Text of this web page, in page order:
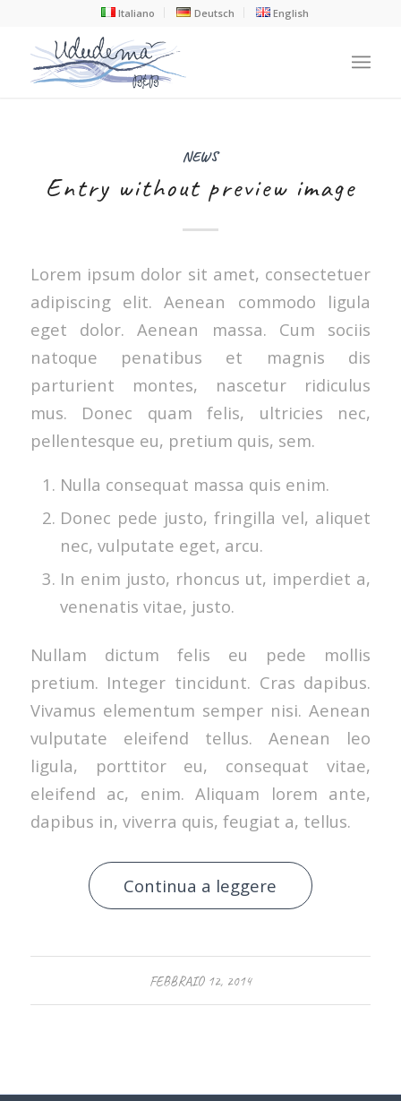
Italiano Deutsch English
NEWS
Entry without preview image
Lorem ipsum dolor sit amet, consectetuer
adipiscing elit. Aenean commodo ligula
eget dolor. Aenean massa. Cum sociis
natoque penatibus et magnis dis
parturient montes, nascetur ridiculus
mus. Donec quam felis, ultricies nec,
pellentesque eu, pretium quis, sem.
Nulla consequat massa quis enim.
Donec pede justo, fringilla vel, aliquet
nec, vulputate eget, arcu.
In enim justo, rhoncus ut, imperdiet a,
venenatis vitae, justo.
Nullam dictum felis eu pede mollis
pretium. Integer tincidunt. Cras dapibus.
Vivamus elementum semper nisi. Aenean
vulputate eleifend tellus. Aenean leo
ligula, porttitor eu, consequat vitae,
eleifend ac, enim. Aliquam lorem ante,
dapibus in, viverra quis, feugiat a, tellus.
Continua a leggere
FEBBRAIO 12, 2014